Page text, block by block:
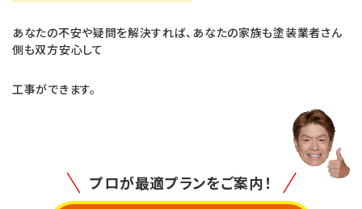
あなたの不安や疑問を解決すれば、あなたの家族も塗装業者さん
側も双方安心して
工事ができます。
プロが最適プランをご案内！